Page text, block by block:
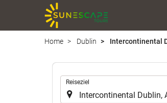
Home Dublin Intercontinental
Reiseziel